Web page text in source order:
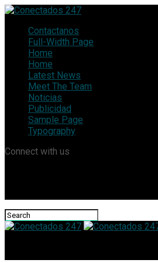
Contactanos
Full-Width Page
Home
Home
Latest News
Meet The Team
Noticias
Publicidad
Sample Page
Typography
Connect with us